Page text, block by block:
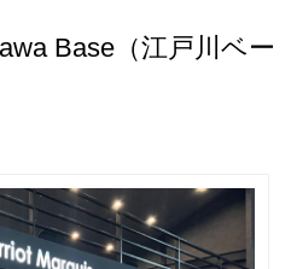
Base（江戸川ベー